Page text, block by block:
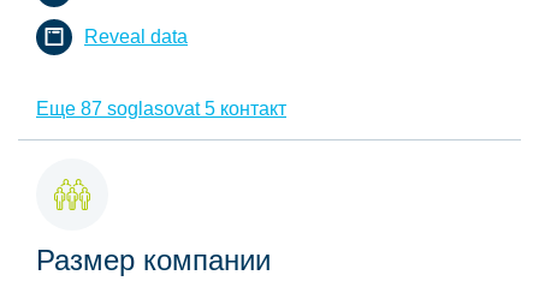
Reveal data
Еще 87 soglasovat 5 контакт
Размер компании